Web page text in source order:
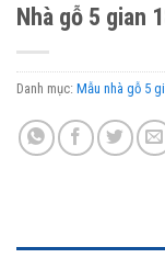
Nhà gỗ 5 gian
Danh mục: Mẫu nhà gỗ 5